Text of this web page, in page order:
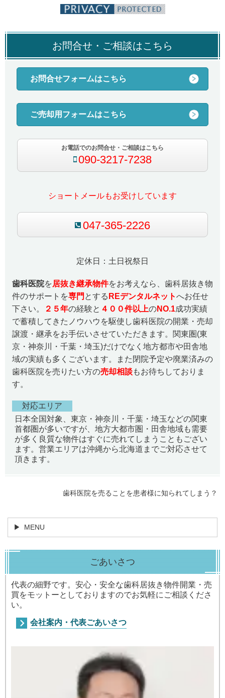
お問合せ・ご相談はこちら
お問合せフォームはこちら
ご売却用フォームはこちら
お電話でのお問合せ・ご相談はこちら
090-3217-7238
ショートメールもお受けしています
047-365-2226
定休日：土日祝祭日
歯科医院を居抜き継承物件をお考えなら、歯科居抜き物
件のサポートを専門 とする REデンタルネットへお任せ
下さい。
２５年の経験と ４００件以上のNO.1成功実績
で蓄積してきたノウハウを駆使し歯科医院の開業・売却
譲渡・継承をお手伝いさせていただきます。関東圏(東
京・神奈川・千葉・埼玉)だけでなく地方都市や田舎地
域の実績も多くございます。また閉院予定や廃業済みの
歯科医院を売りたい方の売却相談もお待ちしておりま
す。
対応エリア
日本全国対象、東京・神奈川・千葉・埼玉などの関東
首都圏が多いですが、地方大都市圏・田舎地域も需要
が多く良質な物件はすぐに売れてしまうこともござい
ます。営業エリアは沖縄から北海道までご対応させて
頂きます。
歯科医院を売ることを患者様に知られてしまう？
MENU
ごあいさつ
代表の細野です。安心・安全な歯科居抜き物件開業・売
買をモットーとしておりますのでお気軽にご相談くださ
い。
会社案内・代表ごあいさつ